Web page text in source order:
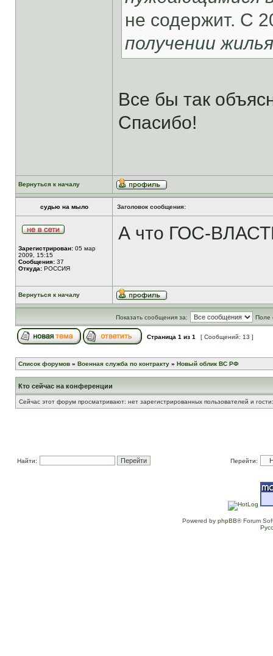
не содержит. С
получении жилья
Все бы так
Спасибо!
Вернуться к началу
судью на мыло Заголовок сообщения:
Зарегистрирован: 05 мар
2009, 15:15
Сообщения: 37
Откуда: РОССИЯ
А что ГОС-
Вернуться к началу
Показать сообщения за: Поле
Страница 1 из 1 [ Сообщений: 13 ]
Список форумов » Военная служба по контракту » Новый облик ВС РФ
Кто сейчас на конференции
Сейчас этот форум просматривают: нет зарегистрированных пользователей и
Найти: Перейти:
Powered by phpBB® Forum